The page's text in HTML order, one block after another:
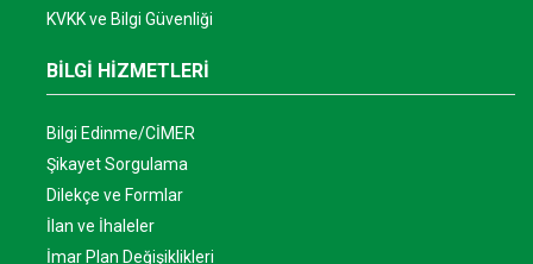
KVKK ve Bilgi Güvenliği
BİLGİ HİZMETLERİ
Bilgi Edinme/CİMER
Şikayet Sorgulama
Dilekçe ve Formlar
İlan ve İhaleler
İmar Plan Değişiklikleri